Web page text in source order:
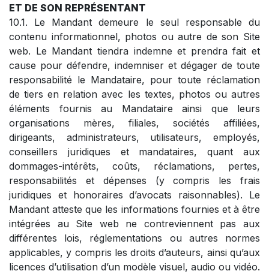
ET DE SON REPRÉSENTANT
10.1. Le Mandant demeure le seul responsable du
contenu informationnel, photos ou autre de son Site
web. Le Mandant tiendra indemne et prendra fait et
cause pour défendre, indemniser et dégager de toute
responsabilité le Mandataire, pour toute réclamation
de tiers en relation avec les textes, photos ou autres
éléments fournis au Mandataire ainsi que leurs
organisations mères, filiales, sociétés affiliées,
dirigeants, administrateurs, utilisateurs, employés,
conseillers juridiques et mandataires, quant aux
dommages-intérêts, coûts, réclamations, pertes,
responsabilités et dépenses (y compris les frais
juridiques et honoraires d’avocats raisonnables). Le
Mandant atteste que les informations fournies et à être
intégrées au Site web ne contreviennent pas aux
différentes lois, réglementations ou autres normes
applicables, y compris les droits d’auteurs, ainsi qu’aux
licences d’utilisation d’un modèle visuel, audio ou vidéo.